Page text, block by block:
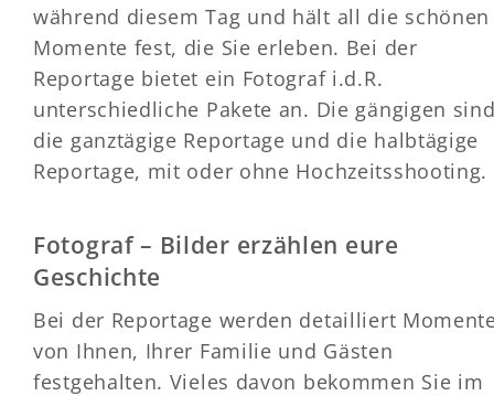
während diesem Tag und hält all die schönen
Momente fest, die Sie erleben. Bei der
Reportage bietet ein Fotograf i.d.R.
unterschiedliche Pakete an. Die gängigen
die ganztägige Reportage und die halbtägige
Reportage, mit oder ohne Hochzeitsshooting.
Fotograf – Bilder erzählen eure
Geschichte
Bei der Reportage werden detailliert
von Ihnen, Ihrer Familie und Gästen
festgehalten. Vieles davon bekommen Sie im